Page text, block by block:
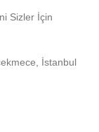
Sizler İçin
İstanbul